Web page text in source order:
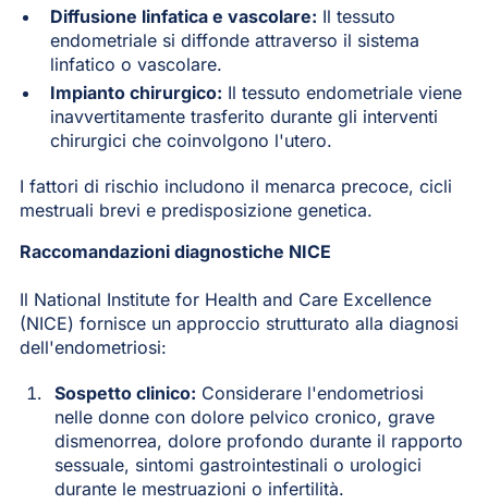
Diffusione linfatica e vascolare: Il tessuto
endometriale si diffonde attraverso il sistema
linfatico o vascolare.
Impianto chirurgico: Il tessuto endometriale viene
inavvertitamente trasferito durante gli interventi
chirurgici che coinvolgono l'utero.
I fattori di rischio includono il menarca precoce, cicli
mestruali brevi e predisposizione genetica.
Raccomandazioni diagnostiche NICE
Il National Institute for Health and Care Excellence
(NICE) fornisce un approccio strutturato alla diagnosi
dell'endometriosi:
Sospetto clinico: Considerare l'endometriosi
nelle donne con dolore pelvico cronico, grave
dismenorrea, dolore profondo durante il rapporto
sessuale, sintomi gastrointestinali o urologici
durante le mestruazioni o infertilità.